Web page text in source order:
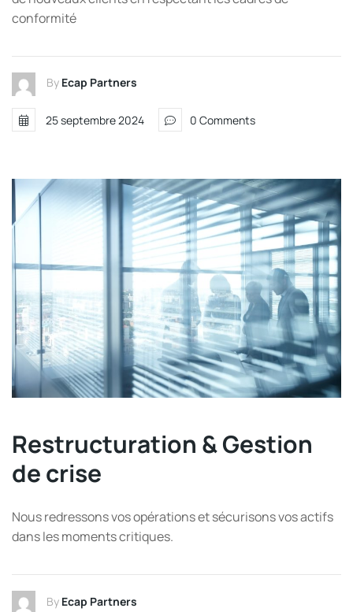
conformité
By Ecap Partners
25 septembre 2024 0 Comments
Restructuration & Gestion
de crise
Nous redressons vos opérations et sécurisons vos actifs
dans les moments critiques.
By Ecap Partners